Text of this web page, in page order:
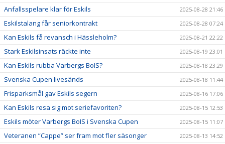
Anfallsspelare klar för Eskils 2025-08-28 21:46
Eskilstalang får seniorkontrakt 2025-08-28 07:24
Kan Eskils få revansch i Hässleholm? 2025-08-21 22:22
Stark Eskilsinsats räckte inte 2025-08-19 23:01
Kan Eskils rubba Varbergs BoIS? 2025-08-18 23:29
Svenska Cupen livesänds 2025-08-18 11:44
Frisparksmål gav Eskils segern 2025-08-16 17:06
Kan Eskils resa sig mot seriefavoriten? 2025-08-15 12:53
Eskils möter Varbergs BoIS i Svenska Cupen 2025-08-15 11:07
Veteranen ”Cappe” ser fram mot fler säsonger 2025-08-13 14:52